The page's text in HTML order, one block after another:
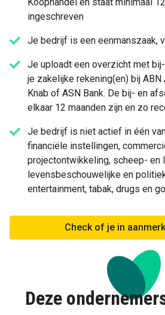
ingeschreven
Je bedrijf is een eenmanszaak,
Je uploadt een overzicht met
je zakelijke rekening(en) bij ABN
Knab of ASN Bank. De bij- en
elkaar 12 maanden zijn en zo
Je bedrijf is niet actief in één
financiële instellingen,
projectontwikkeling, scheep- en
levensbeschouwelijke en
entertainment, tabak, drugs en
Check of je in
Deze